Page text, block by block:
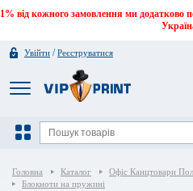
1% від кожного замовлення ми додатково
Увійти /Реєструватися
Головна Каталог Офіс Канцтовари
Блокноти на пружині